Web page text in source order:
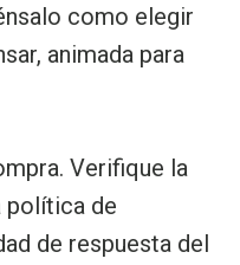
como elegir
animada para
Verifique la
política de
de respuesta del